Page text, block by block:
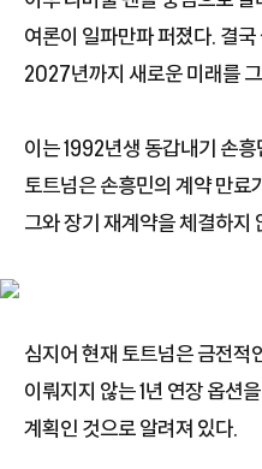
여론이 일파만파 퍼졌다. 결
2027년까지 새로운 미래를
이는 1992년생 동갑내기 손
토트넘은 손흥민의 계약 만료
그와 장기 재계약을 체결하지
심지어 현재 토트넘은 금전적
이뤄지지 않는 1년 연장 옵션
계획인 것으로 알려져 있다.